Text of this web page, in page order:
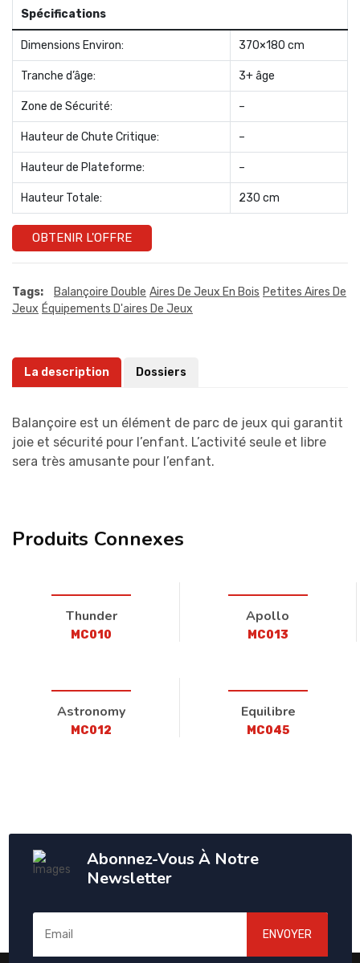
Spécifications
Dimensions Environ: 370×180 cm
Tranche d’âge: 3+ âge
Zone de Sécurité: –
Hauteur de Chute Critique: –
Hauteur de Plateforme: –
Hauteur Totale: 230 cm
OBTENIR L'OFFRE
Tags: Balançoire Double Aires De Jeux En Bois Petites Aires De
Jeux Équipements D'aires De Jeux
La description Dossiers
Balançoire est un élément de parc de jeux qui garantit
joie et sécurité pour l’enfant. L’activité seule et libre
sera très amusante pour l’enfant.
Produits Connexes
Thunder
MC010
Apollo
MC013
Astronomy
MC012
Equilibre
MC045
Abonnez-Vous À Notre
Newsletter
ENVOYER